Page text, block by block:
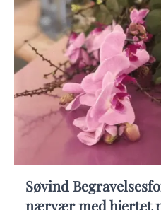
Søvind
nærvær med hjertet